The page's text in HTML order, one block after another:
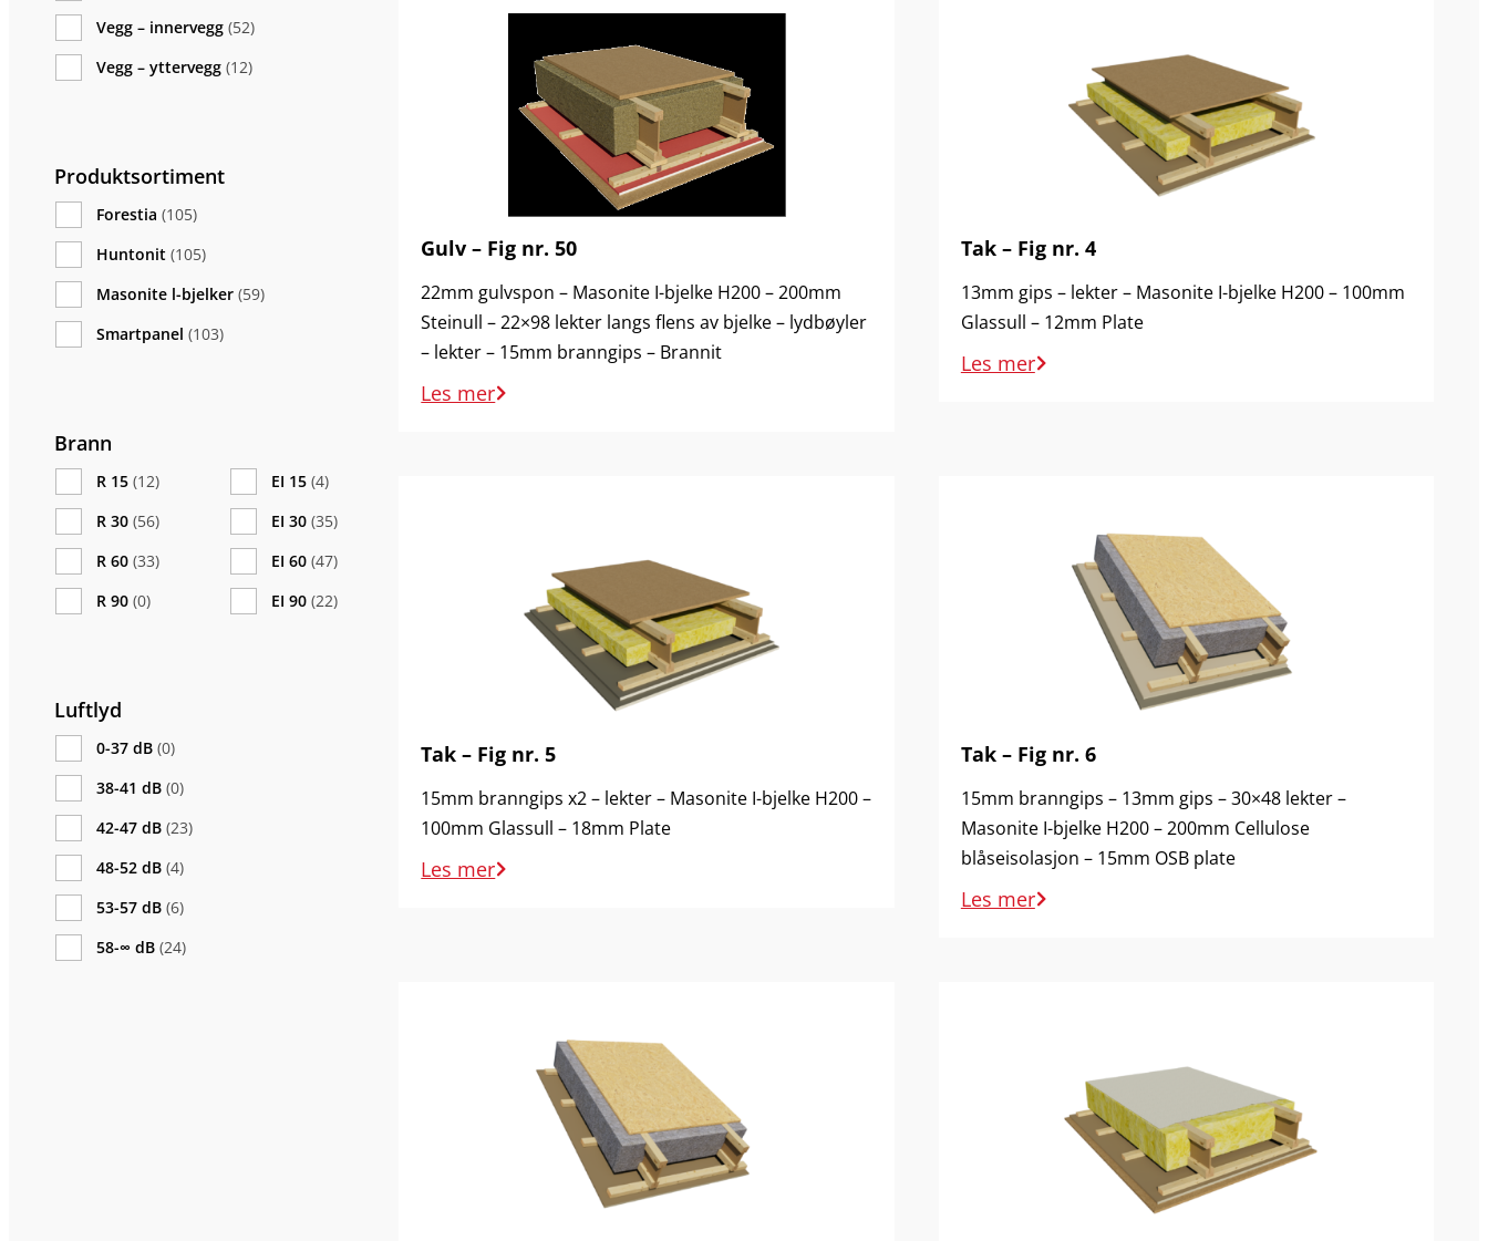
Vegg – innervegg(52)
Enkelt bindingsverk
Andre tre baserte stendere
Stålstendere
Vegg – yttervegg(12)
Stålstendere (0)
Produktsortiment
Forestia(105)
Huntonit(105)
Masonite l-bjelker(59)
Smartpanel(103)
Brann
R 15(12)
R 30(56)
R 60(33)
R 90(0)
EI 15 (4)
EI 30 (35)
EI 60 (47)
EI 90 (22)
Luftlyd
0-37 dB(0)
38-41 dB(0)
42-47 dB(23)
48-52 dB(4)
53-57 dB(6)
58-∞ dB(24)
Gulv – Fig nr. 50
22mm gulvspon – Masonite I-bjelke H200 – 200mm
Steinull – 22×98 lekter langs flens av bjelke – lydbøyler
– lekter – 15mm branngips – Brannit
Les mer
Tak – Fig nr. 4
13mm gips – lekter – Masonite I-bjelke H200 – 100mm
Glassull – 12mm Plate
Les mer
Tak – Fig nr. 5
15mm branngips x2 – lekter – Masonite I-bjelke H200 –
100mm Glassull – 18mm Plate
Les mer
Tak – Fig nr. 6
15mm branngips – 13mm gips – 30×48 lekter –
Masonite I-bjelke H200 – 200mm Cellulose
blåseisolasjon – 15mm OSB plate
Les mer